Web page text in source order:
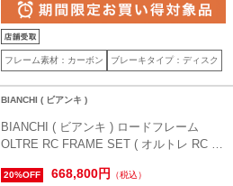
フレーム素材：カーボン ブレーキタイプ：ディスク
BIANCHI ( ビアンキ )
BIANCHI ( ビアンキ ) ロードフレーム
OLTRE RC FRAME SET ( オルトレ RC フ
テ/CK16フルグロッシー 50 ( 身長目安
20%OFF 668,800円 （税込）